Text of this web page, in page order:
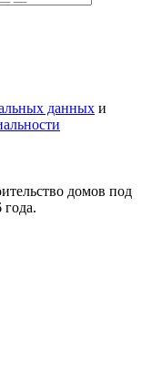
данных и
домов под